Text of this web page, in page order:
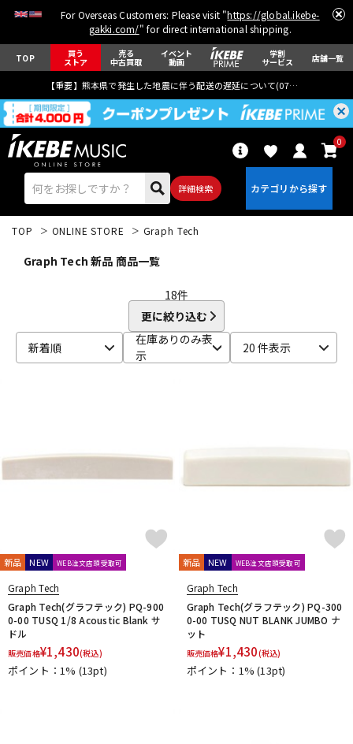
For Overseas Customers: Please visit "https://global.ikebe-
gakki.com/" for direct international shipping.
TOP 買う
ストア
売る
中古買取
イベント
動画
学割
サービス 店舗一覧
【重要】熊本県で発生した地震に伴う配送の遅延について(07月29日
詳細検索
0
電子ピアノ
アンプ エフェクター
DJ機器 DTM
TOP ONLINE STORE Graph Tech
Graph Tech 新品 商品一覧
18件
更に絞り込む
新着順
在庫ありのみ表
示
20 件表示
新品 NEW WEB注文店頭受取可
Graph Tech
Graph Tech(グラフテック) PQ-900
0-00 TUSQ 1/8 Acoustic Blank サ
ドル
販売価格¥1,430(税込)
ポイント：1% (13pt)
新品 NEW WEB注文店頭受取可
Graph Tech
Graph Tech(グラフテック) PQ-300
0-00 TUSQ NUT BLANK JUMBO ナ
ット
販売価格¥1,430(税込)
ポイント：1%(13pt)